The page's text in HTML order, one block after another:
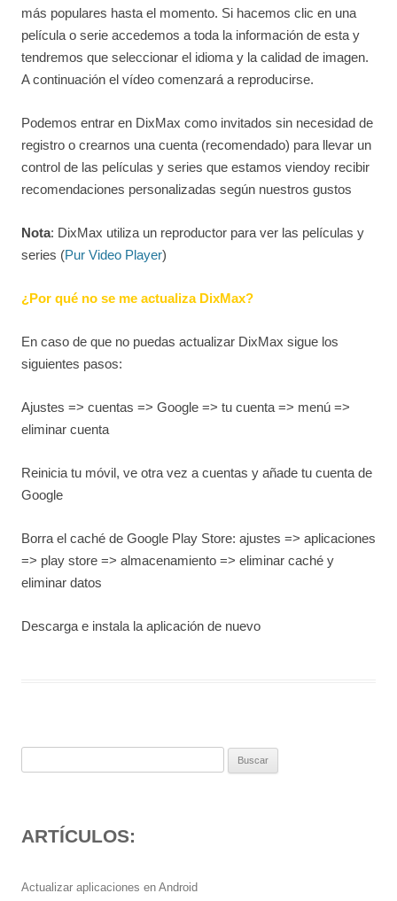
más populares hasta el momento. Si hacemos clic en una
película o serie accedemos a toda la información de esta y
tendremos que seleccionar el idioma y la calidad de imagen.
A continuación el vídeo comenzará a reproducirse.
Podemos entrar en DixMax como invitados sin necesidad de
registro o crearnos una cuenta (recomendado) para llevar un
control de las películas y series que estamos viendoy recibir
recomendaciones personalizadas según nuestros gustos
Nota: DixMax utiliza un reproductor para ver las películas y
series (Pur Video Player)
¿Por qué no se me actualiza DixMax?
En caso de que no puedas actualizar DixMax sigue los
siguientes pasos:
Ajustes => cuentas => Google => tu cuenta => menú =>
eliminar cuenta
Reinicia tu móvil, ve otra vez a cuentas y añade tu cuenta de
Google
Borra el caché de Google Play Store: ajustes => aplicaciones
=> play store => almacenamiento => eliminar caché y
eliminar datos
Descarga e instala la aplicación de nuevo
ARTÍCULOS:
Actualizar aplicaciones en Android